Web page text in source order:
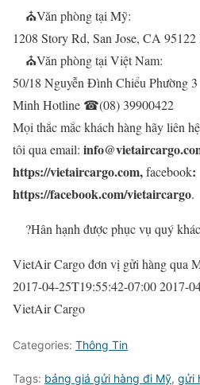
⛪Văn phòng tại Mỹ:
1208 Story Rd, San Jose, CA
⛪Văn phòng tại Việt Nam:
50/18 Nguyễn Đình Chiểu Phường
Minh Hotline ☎(08) 39900422
Mọi thắc mắc khách hàng hãy liên
tôi qua email:
https://vietaircargo.com,facebook:
https://facebook.com/vietaircargo.
?Hân hạnh được phục vụ quý
VietAir Cargo đơn vị gửi hàng qua
2017-04-25T19:55:42-07:002017-
VietAir Cargo
Categories: Thông Tin
Tags: bảng giá gửi hàng đi Mỹ, gửi